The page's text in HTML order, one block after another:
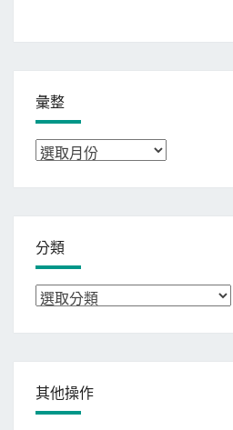
彙整
彙
分類
分
其他操作